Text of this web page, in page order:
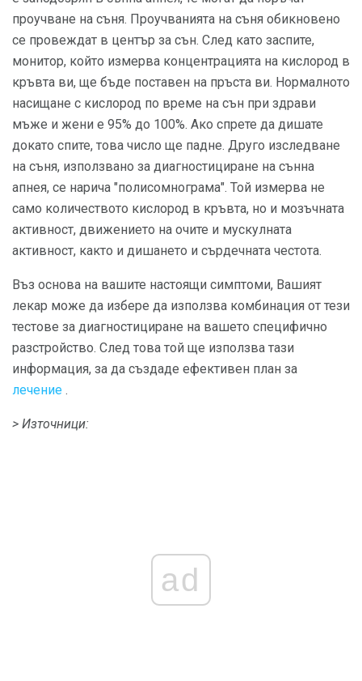
проучване на съня. Проучванията на съня обикновено
се провеждат в център за сън. След като заспите,
монитор, който измерва концентрацията на кислород в
кръвта ви, ще бъде поставен на пръста ви. Нормалното
насищане с кислород по време на сън при здрави
мъже и жени е 95% до 100%. Ако спрете да дишате
докато спите, това число ще падне. Друго изследване
на съня, използвано за диагностициране на сънна
апнея, се нарича "полисомнограма". Той измерва не
само количеството кислород в кръвта, но и мозъчната
активност, движението на очите и мускулната
активност, както и дишането и сърдечната честота.
Въз основа на вашите настоящи симптоми, Вашият
лекар може да избере да използва комбинация от тези
тестове за диагностициране на вашето специфично
разстройство. След това той ще използва тази
информация, за да създаде ефективен план за
лечение .
> Източници:
ad